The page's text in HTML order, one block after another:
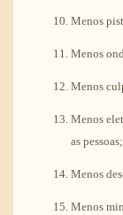
Menos
Menos
Menos
Menos
as pessoas;
Menos
Menos